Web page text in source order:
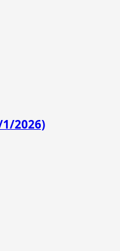
1/2026)